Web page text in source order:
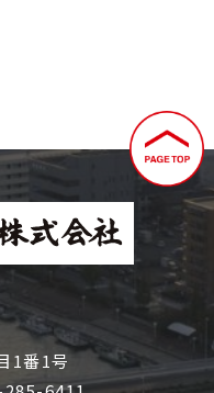
1番1号